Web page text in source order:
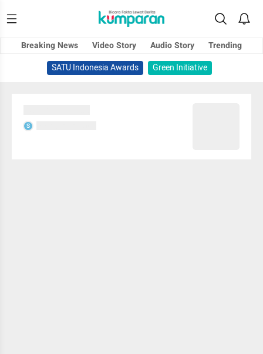
Breaking News Video Story Audio Story
Trending
SATU Indonesia Awards
Green Initiative
S